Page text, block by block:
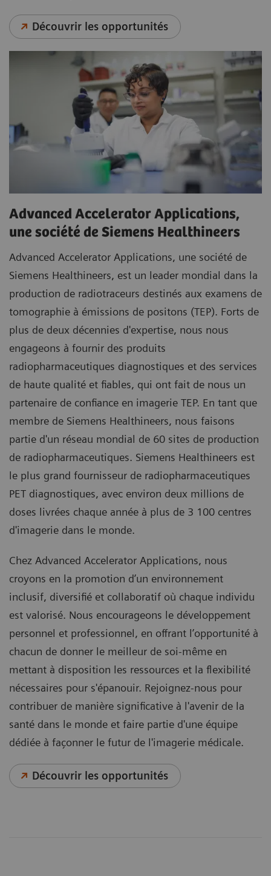
Découvrir les opportunités
Advanced Accelerator Applications,
une société de Siemens Healthineers
Advanced Accelerator Applications, une société de
Siemens Healthineers, est un leader mondial dans la
production de radiotraceurs destinés aux examens de
tomographie à émissions de positons (TEP). Forts de
plus de deux décennies d'expertise, nous nous
engageons à fournir des produits
radiopharmaceutiques diagnostiques et des services
de haute qualité et fiables, qui ont fait de nous un
partenaire de confiance en imagerie TEP. En tant que
membre de Siemens Healthineers, nous faisons
partie d'un réseau mondial de 60 sites de production
de radiopharmaceutiques. Siemens Healthineers est
le plus grand fournisseur de radiopharmaceutiques
PET diagnostiques, avec environ deux millions de
doses livrées chaque année à plus de 3 100 centres
d'imagerie dans le monde.
Chez Advanced Accelerator Applications, nous
croyons en la promotion d’un environnement
inclusif, diversifié et collaboratif où chaque individu
est valorisé. Nous encourageons le développement
personnel et professionnel, en offrant l’opportunité à
chacun de donner le meilleur de soi-même en
mettant à disposition les ressources et la flexibilité
nécessaires pour s'épanouir. Rejoignez-nous pour
contribuer de manière significative à l'avenir de la
santé dans le monde et faire partie d'une équipe
dédiée à façonner le futur de l'imagerie médicale.
Découvrir les opportunités